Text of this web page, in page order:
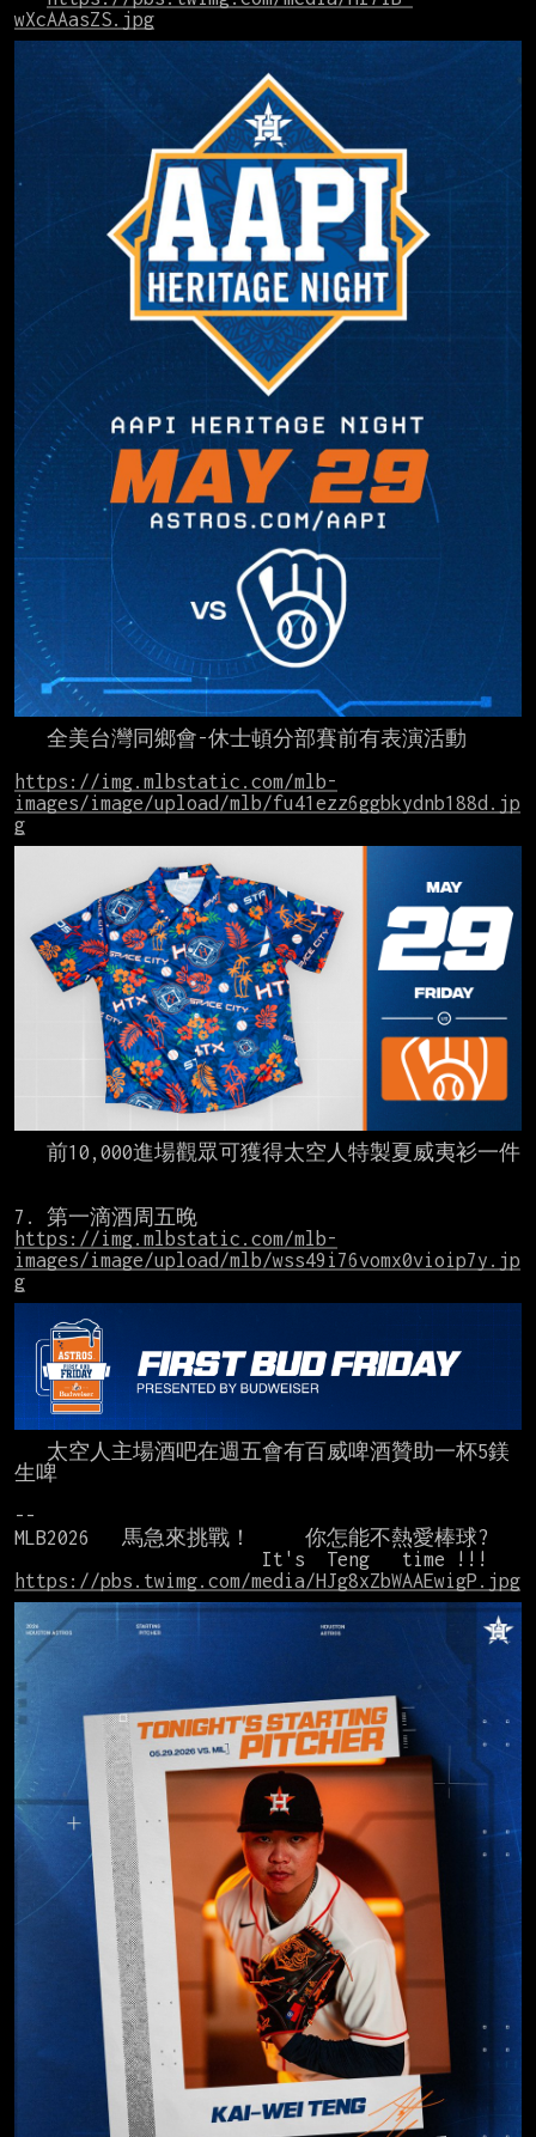
wXcAAasZS.jpg
https://img.mlbstatic.com/mlb-
images/image/upload/mlb/fu41ezz6ggbkydnb188d.jp
g
https://img.mlbstatic.com/mlb-
images/image/upload/mlb/wss49i76vomx0vioip7y.jp
g
生啤
--
MLB2026   馬急來挑戰！     你怎能不熱愛棒球?
https://pbs.twimg.com/media/HJg8xZbWAAEwigP.jpg